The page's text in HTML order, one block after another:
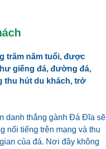
trăm năm tuổi, được
giếng đá, đường đá,
thu hút du khách, trở
danh thắng gành Đá Đĩa sẽ
nổi tiếng trên mạng và thu
của đá. Nơi đây không